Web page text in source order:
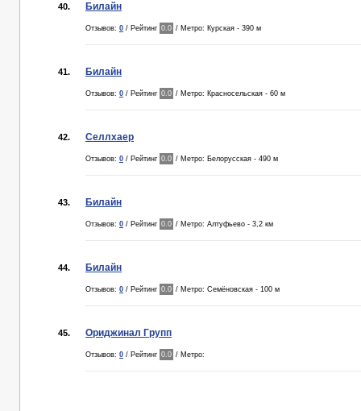
40. Билайн
Отзывов: 0 / Рейтинг 0.0 / Метро: Курская - 390 м
41. Билайн
Отзывов: 0 / Рейтинг 0.0 / Метро: Красносельская - 60 м
42. Селлхаер
Отзывов: 0 / Рейтинг 0.0 / Метро: Белорусская - 490 м
43. Билайн
Отзывов: 0 / Рейтинг 0.0 / Метро: Алтуфьево - 3,2 км
44. Билайн
Отзывов: 0 / Рейтинг 0.0 / Метро: Семёновская - 100 м
45. Ориджинал Групп
Отзывов: 0 / Рейтинг 0.0 / Метро: